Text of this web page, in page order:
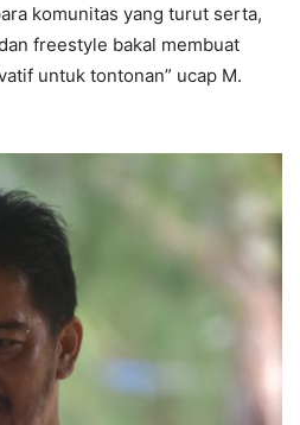
komunitas yang turut serta,
freestyle bakal membuat
untuk tontonan” ucap M.